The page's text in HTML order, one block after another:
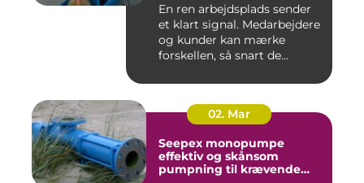
En ren arbejdsplads sender
et klart signal. Medarbejdere
og kunder kan mærke
forskellen, så snart de...
02. Mar
Seepex monopumpe
effektiv og skånsom
pumpning til krævende